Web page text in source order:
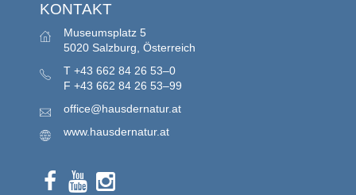
KONTAKT
Museumsplatz 5
5020 Salzburg, Österreich
T +43 662 84 26 53–0
F +43 662 84 26 53–99
office@hausdernatur.at
www.hausdernatur.at